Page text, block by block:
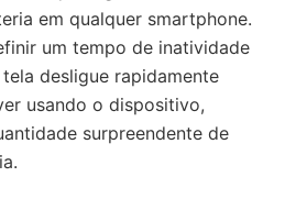
em qualquer smartphone.
um tempo de inatividade
desligue rapidamente
usando o dispositivo,
surpreendente de